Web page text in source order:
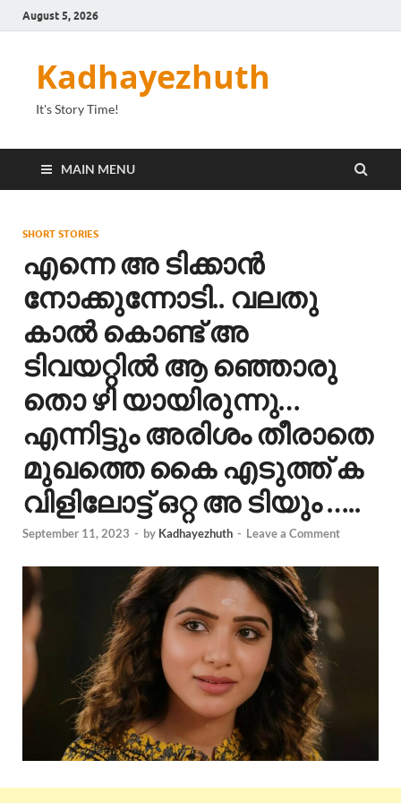
August 5, 2026
Kadhayezhuth
It's Story Time!
MAIN MENU
SHORT STORIES
എന്നെ അ ടിക്കാൻ
നോക്കുന്നോടി.. വലതു
കാൽ കൊണ്ട് അ
ടിവയറ്റിൽ ആ ഞ്ഞൊരു
തൊ ഴി യായിരുന്നു…
എന്നിട്ടും അരിശം തീരാതെ
മുഖത്തെ കൈ എടുത്ത് ക
വിളിലോട്ട് ഒറ്റ അ ടിയും …..
September 11, 2023 - by Kadhayezhuth - Leave a Comment